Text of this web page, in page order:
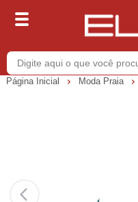
Página Inicial Moda Praia